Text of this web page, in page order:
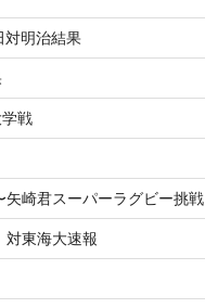
明治結果
戦
矢崎君スーパーラグビー挑戦
東海大速報